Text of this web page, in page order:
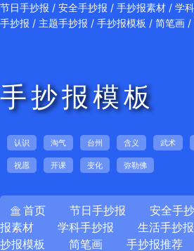
节日手抄报 / 安全手抄报 / 手抄报素材 / 学
手抄报 / 主题手抄报 / 手抄报模板 / 简笔画 /
手抄报模板
认识 淘气 台州 含义 武术
祝愿 开课 变化 弥勒佛
 首页 节日手抄报 安全手
报素材
学科手抄报 生活手抄报
抄报模板
简笔画 手抄报推荐